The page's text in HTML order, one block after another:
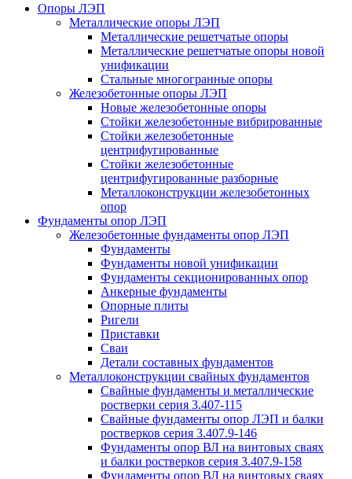
Опоры ЛЭП
Металлические опоры ЛЭП
Металлические решетчатые опоры
Металлические решетчатые опоры новой
унификации
Стальные многогранные опоры
Железобетонные опоры ЛЭП
Новые железобетонные опоры
Стойки железобетонные вибрированные
Стойки железобетонные
центрифугированные
Стойки железобетонные
центрифугированные разборные
Металлоконструкции железобетонных
опор
Фундаменты опор ЛЭП
Железобетонные фундаменты опор ЛЭП
Фундаменты
Фундаменты новой унификации
Фундаменты секционированных опор
Анкерные фундаменты
Опорные плиты
Ригели
Приставки
Сваи
Детали составных фундаментов
Металлоконструкции свайных фундаментов
Свайные фундаменты и металлические
ростверки серия 3.407-115
Свайные фундаменты опор ЛЭП и балки
ростверков серия 3.407.9-146
Фундаменты опор ВЛ на винтовых сваях
и балки ростверков серия 3.407.9-158
Фундаменты опор ВЛ на винтовых сваях